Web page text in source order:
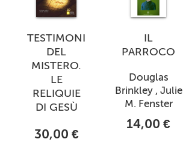
TESTIMONI
DEL
MISTERO.
LE
RELIQUIE
DI GESÙ
30,00 €
IL
PARROCO
Douglas
Brinkley , Julie
M. Fenster
14,00 €